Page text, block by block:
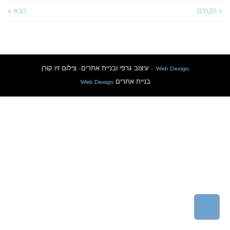
« הקודם הבא »
Web Design - עיצוב גרפי ובניית אתרים- צילום זיו קורן
בניית אתריםWeb Design
גלילה
לראש